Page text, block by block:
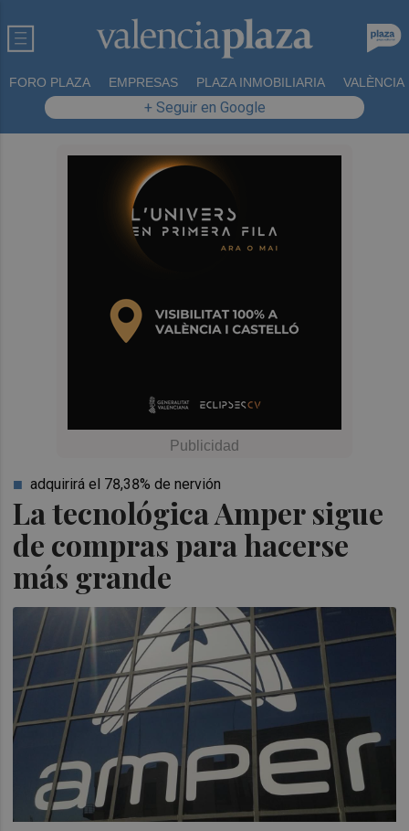
FORO PLAZA EMPRESAS PLAZA INMOBILIARIA VALÈNCIA
+ Seguir en Google
La tecnológica Amper sigue
de compras para hacerse
más grande
adquirirá el 78,38% de nervión